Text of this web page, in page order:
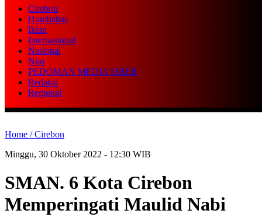
Cirebon
Humbahas
Iklan
Internasional
Nasional
Nias
PEDOMAN MEDIA SIBER
Redaksi
Regional
Home /Cirebon
Minggu, 30 Oktober 2022 - 12:30 WIB
SMAN. 6 Kota Cirebon
Memperingati Maulid Nabi